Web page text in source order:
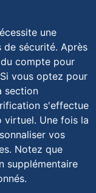
une
sécurité. Après
compte pour
vous optez pour
section
s'effectue
virtuel. Une fois la
vos
Notez que
supplémentaire